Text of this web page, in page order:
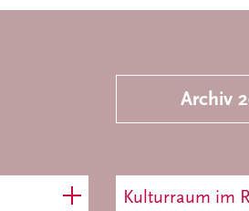
Archiv
Kulturraum im